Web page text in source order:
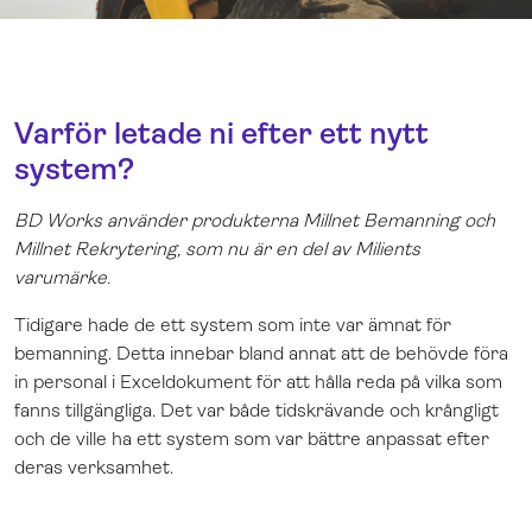
Varför letade ni efter ett nytt
system?
BD Works använder produkterna Millnet Bemanning och
Millnet Rekrytering, som nu är en del av Milients
varumärke.
Tidigare hade de ett system som inte var ämnat för
bemanning. Detta innebar bland annat att de behövde föra
in personal i Exceldokument för att hålla reda på vilka som
fanns tillgängliga. Det var både tidskrävande och krångligt
och de ville ha ett system som var bättre anpassat efter
deras verksamhet.